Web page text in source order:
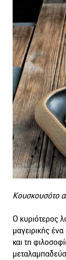
Κουσκουσότο
Ο κυριότερος
μαγειρικής
και τη